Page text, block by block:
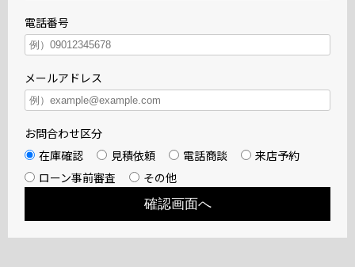
電話番号
メールアドレス
お問合わせ区分
在庫確認
見積依頼 電話商談
来店予約
ローン事前審査
その他